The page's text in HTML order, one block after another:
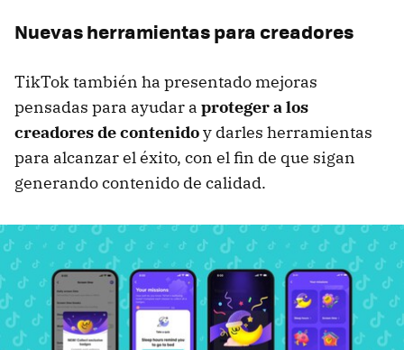
Nuevas herramientas para creadores
TikTok también ha presentado mejoras
pensadas para ayudar a proteger a los
creadores de contenidoy darles herramientas
para alcanzar el éxito, con el fin de que sigan
generando contenido de calidad.